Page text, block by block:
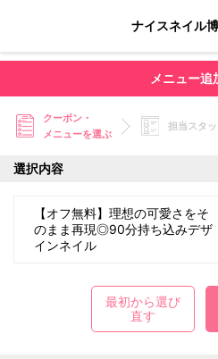
ナイスネイル
メニュー追
クーポン・
メニューを選ぶ
担当スタ
選択内容
【オフ無料】理想の可愛さをそ
のまま再現◎90分持ち込みデザ
インネイル
最初から選び
直す